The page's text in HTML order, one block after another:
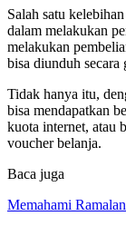
Salah satu
dalam melakukan
melakukan
bisa diunduh secara
Tidak hanya itu,
bisa mendapatkan
kuota internet, atau
voucher belanja.
Baca juga
Memahami